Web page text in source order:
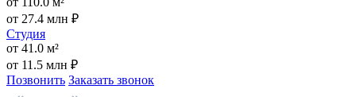
от 27.4 млн ₽
Студия
от 41.0 м²
от 11.5 млн ₽
Позвонить Заказать звонок